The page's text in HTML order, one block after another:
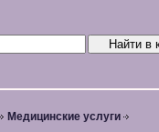
Медицинские услуги